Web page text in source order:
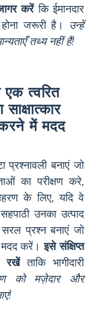
करेंकि ईमानदार
जरूरी है। उन्हें
तथ्य नहीं हैं!
एक त्वरित
साक्षात्कार
में मदद
बनाएं जो
का परीक्षण करे,
के लिए, यदि वे
उनका उत्पाद
प्रश्न बनाएं जो
मदद करें।इसे संक्षिप्त
रखेंताकि भागीदारी
को मज़ेदार और